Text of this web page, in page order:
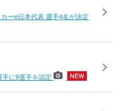
ーe日本代表 選手4名が決定
手に9選手を認定